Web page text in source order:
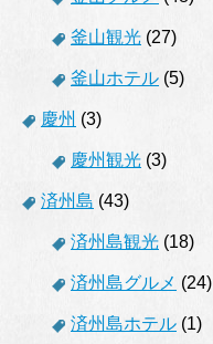
釜山観光 (27)
釜山ホテル (5)
慶州 (3)
慶州観光 (3)
済州島 (43)
済州島観光 (18)
済州島グルメ (24)
済州島ホテル (1)